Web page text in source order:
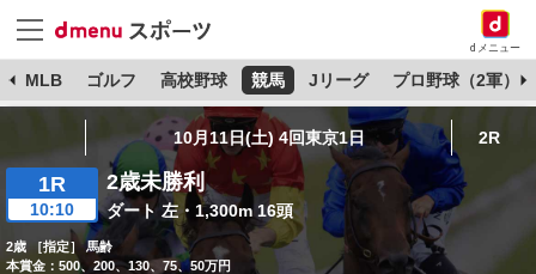
dメニュー
MLB ゴルフ 高校野球 競馬 Jリーグ プロ野球（2軍）
10月11日(土) 4回東京1日 2R
1R
10:10
2歳未勝利
ダート 左・1,300m 16頭
2歳 ［指定］ 馬齢
本賞金：500、200、130、75、50万円